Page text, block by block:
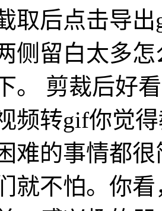
取后点击导
侧留白太多
。 剪裁后好
频转gif你觉
难的事情都
就不怕。你